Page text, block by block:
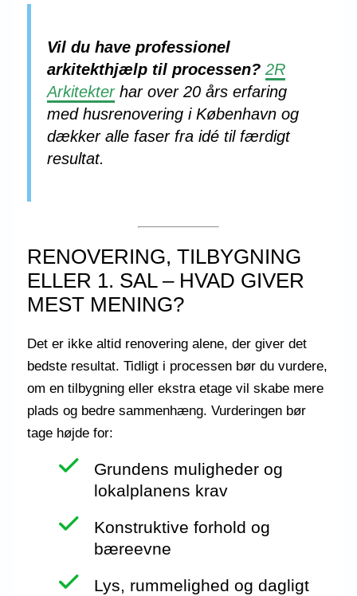
Vil du have professionel
arkitekthjælp til processen? 2R
Arkitekterhar over 20 års erfaring
med husrenovering i København og
dækker alle faser fra idé til færdigt
resultat.
RENOVERING, TILBYGNING
ELLER 1. SAL – HVAD GIVER
MEST MENING?
Det er ikke altid renovering alene, der giver det
bedste resultat. Tidligt i processen bør du vurdere,
om en tilbygning eller ekstra etage vil skabe mere
plads og bedre sammenhæng. Vurderingen bør
tage højde for:
Grundens muligheder og
lokalplanens krav
Konstruktive forhold og
bæreevne
Lys, rummelighed og dagligt